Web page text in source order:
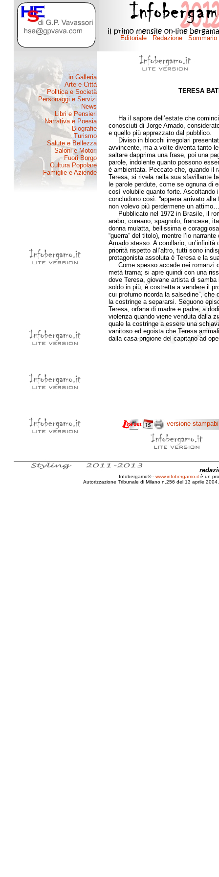
TERESA
Ha il sapore dell’estate che
conosciuti di Jorge Amado,
e quello più apprezzato dal pubblico.
Diviso in blocchi irregolari
avvincente, ma a volte diventa tanto
saltare dapprima una frase, poi una
parole, indolente quanto possono
è ambientata. Peccato che, quando il
Teresa, si rivela nella sua sfavillante
le parole perdute, come se ognuna di
così volubile quanto forte. Ascoltando
concludono così: “appena arrivato
non volevo più perdermene un
Pubblicato nel 1972 in Brasile, il
arabo, coreano, spagnolo, francese,
donna mulatta, bellissima e
“guerra” del titolo), mentre l’io
Amado stesso. A corollario,
priorità rispetto all’altro, tutti sono
protagonista assoluta è Teresa e la
Come spesso accade nei romanzi
metà trama; si apre quindi con una
dove Teresa, giovane artista di
soldo in più, è costretta a vendere il
cui profumo ricorda la salsedine”, che
la costringe a separarsi. Seguono
Teresa, orfana di madre e padre, a
violenza quando viene venduta dalla
quale la costringe a essere una
vanitoso ed egoista che Teresa
dalla casa-prigione del capitano ad
versione
Infobergamo® - www.infobergamo.it è un
Autorizzazione Tribunale di Milano n.256 del 13 aprile